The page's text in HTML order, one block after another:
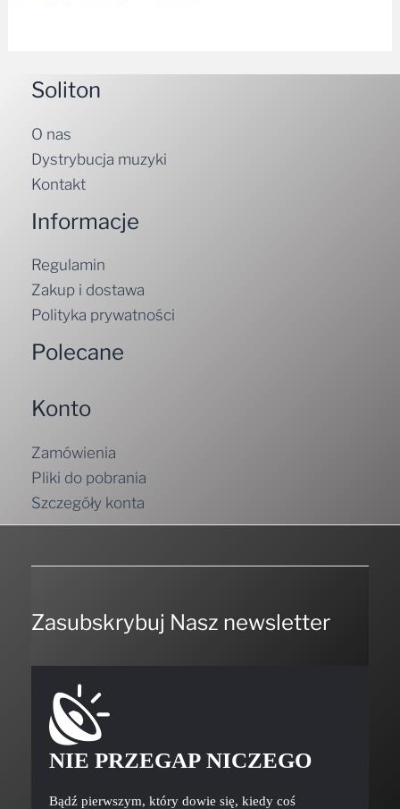
Soliton
O nas
Dystrybucja muzyki
Kontakt
Informacje
Regulamin
Zakup i dostawa
Polityka prywatności
Polecane
Konto
Zamówienia
Pliki do pobrania
Szczegóły konta
Zasubskrybuj Nasz newsletter
NIE PRZEGAP NICZEGO
Bądź pierwszym, który dowie się, kiedy coś